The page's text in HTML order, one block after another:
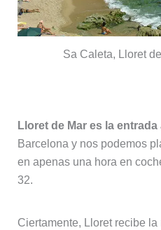
Sa Caleta, Lloret
Lloret de Mar es la
Barcelona y nos podemos
en apenas una hora en
32.
Ciertamente, Lloret recibe